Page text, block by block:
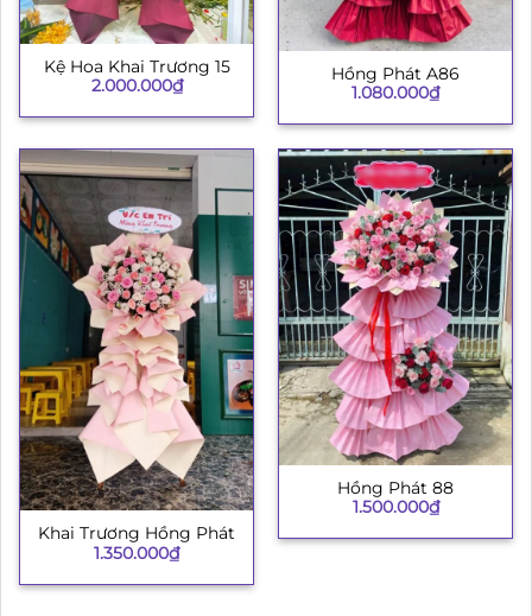
Kệ Hoa Khai Trương 15
2.000.000₫
Hồng Phát A86
1.080.000₫
Khai Trương Hồng Phát
1.350.000₫
Hồng Phát 88
1.500.000₫